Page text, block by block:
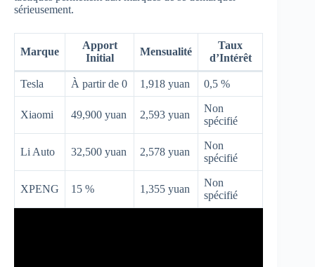
sérieusement.
Marque
Apport
Initial
Mensualité
Taux
d’Intérêt
Tesla À partir de 0 1,918 yuan 0,5 %
Xiaomi 49,900 yuan 2,593 yuan
Non
spécifié
Li Auto 32,500 yuan 2,578 yuan
Non
spécifié
XPENG 15 % 1,355 yuan
Non
spécifié